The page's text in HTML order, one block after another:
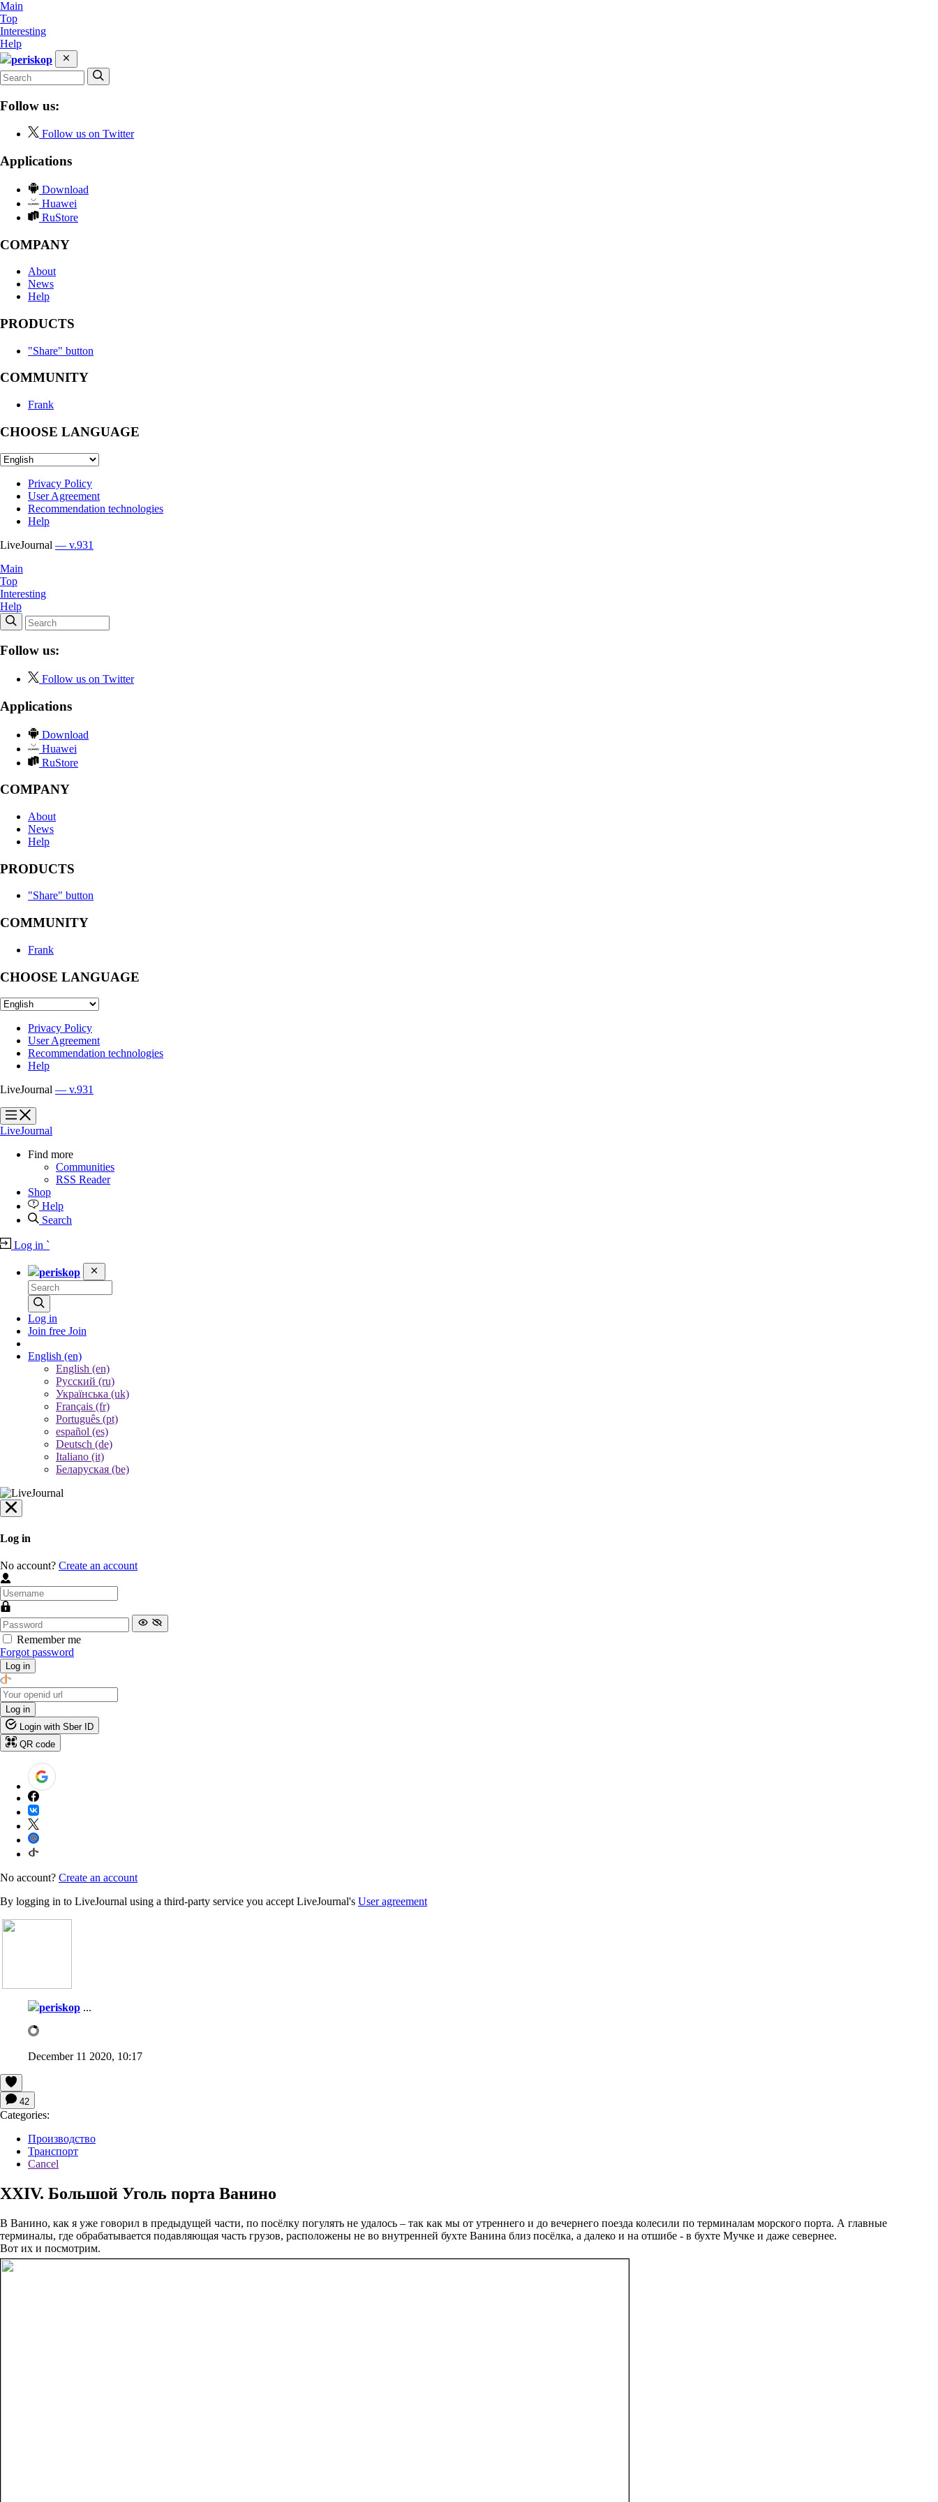
Main
Top
Interesting
Help
periskop
Follow us:
Follow us on Twitter
Applications
Download
Huawei
RuStore
COMPANY
About
News
Help
PRODUCTS
"Share" button
COMMUNITY
Frank
CHOOSE LANGUAGE
Privacy Policy
User Agreement
Recommendation technologies
Help
LiveJournal — v.931
Main
Top
Interesting
Help
Follow us:
Follow us on Twitter
Applications
Download
Huawei
RuStore
COMPANY
About
News
Help
PRODUCTS
"Share" button
COMMUNITY
Frank
CHOOSE LANGUAGE
Privacy Policy
User Agreement
Recommendation technologies
Help
LiveJournal — v.931
?
?
LiveJournal
Find more
Communities
RSS Reader
Shop
Help
Search
Log in `
periskop
Log in
Join free Join
English (en)
English (en)
Русский (ru)
Українська (uk)
Français (fr)
Português (pt)
español (es)
Deutsch (de)
Italiano (it)
Беларуская (be)
Log in
No account? Create an account
Remember me
Forgot password
Log in
Log in
Login with Sber ID
QR code
No account? Create an account
By logging in to LiveJournal using a third-party service you accept LiveJournal's User agreement
periskop ...
December 11 2020, 10:17
42
Categories:
Производство
Транспорт
Cancel
XXIV. Большой Уголь порта Ванино
В Ванино, как я уже говорил в предыдущей части, по посёлку погулять не удалось – так как мы от утреннего и до вечернего поезда колесили по терминалам морского порта. А главные
терминалы, где обрабатывается подавляющая часть грузов, расположены не во внутренней бухте Ванина близ посёлка, а далеко и на отшибе - в бухте Мучке и даже севернее.
Вот их и посмотрим.